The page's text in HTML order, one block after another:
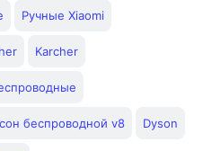
Ручные Xiaomi
Karcher
беспроводной v8 Dyson